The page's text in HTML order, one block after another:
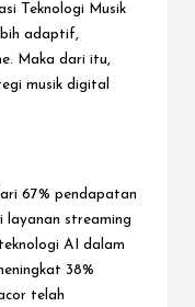
Teknologi Musik
adaptif,
Maka dari itu,
musik digital
67% pendapatan
layanan streaming
AI dalam
38%
telah